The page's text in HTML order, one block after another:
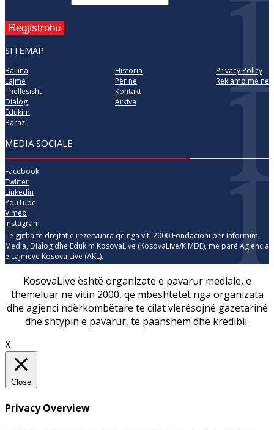
Regjistrohu
SITEMAP
Ballina
Lajme
Thellësisht
Dialog
Edukim
Barazi
Historia
Për ne
Kontakt
Arkiva
Privacy Policy
Reklamo me ne
MEDIA SOCIALE
Facebook
Twitter
Linkedin
YouTube
Vimeo
Instagram
Të gjitha të drejtat e rezervuara që nga viti 2000 Fondacioni për Informim,
Media, Dialog dhe Edukim KosovaLive (KosovaLive/KIMDE), më parë Agjencia
e Lajmeve Kosova Live (AKL).
KosovaLive është organizatë e pavarur mediale, e
themeluar në vitin 2000, që mbështetet nga organizata
dhe agjenci ndërkombëtare të cilat vlerësojnë gazetarinë
dhe shtypin e pavarur, të paanshëm dhe kredibil.
X
Close
Privacy Overview